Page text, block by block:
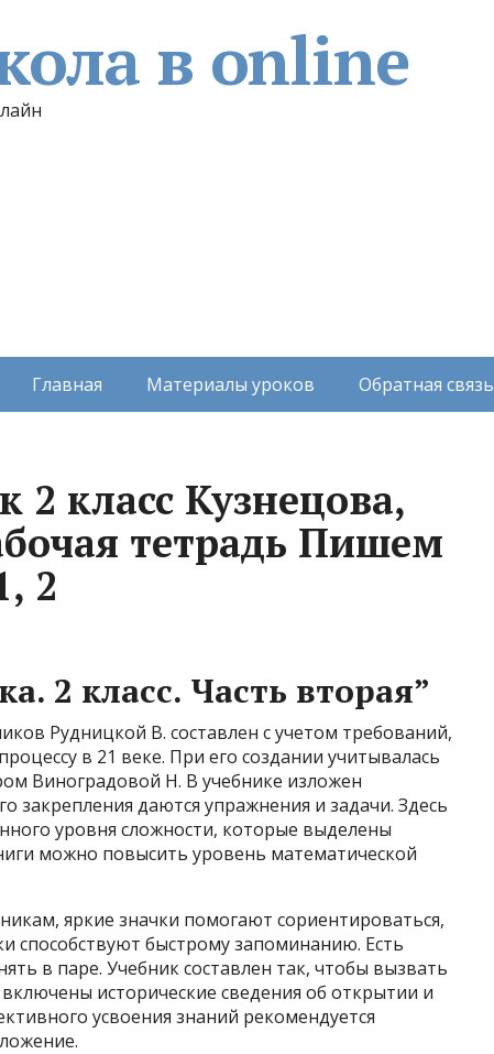
в online
Главная Материалы уроков Обратная связь
2 класс Кузнецова,
тетрадь Пишем
2
2 класс. Часть вторая”
Рудницкой В. составлен с учетом требований,
в 21 веке. При его создании учитывалась
Виноградовой Н. В учебнике изложен
закрепления даются упражнения и задачи. Здесь
уровня сложности, которые выделены
можно повысить уровень математической
яркие значки помогают сориентироваться,
способствуют быстрому запоминанию. Есть
в паре. Учебник составлен так, чтобы вызвать
исторические сведения об открытии и
усвоения знаний рекомендуется